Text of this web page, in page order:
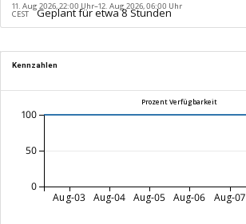
11. Aug 2026, 22:00 Uhr–12. Aug 2026, 06:00 Uhr
CEST
Kennzahlen
Prozent Verfügbarkeit
Aug-03 Aug-04 Aug-05 Aug-06 Aug-07
0
50
100